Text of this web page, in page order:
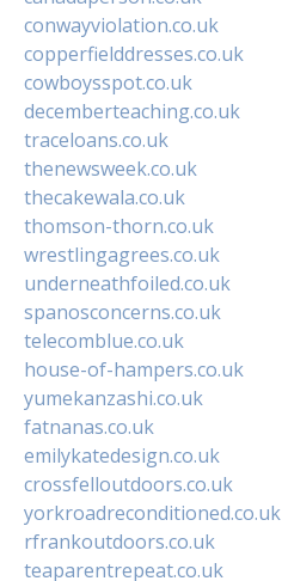
conwayviolation.co.uk
copperfielddresses.co.uk
cowboysspot.co.uk
decemberteaching.co.uk
traceloans.co.uk
thenewsweek.co.uk
thecakewala.co.uk
thomson-thorn.co.uk
wrestlingagrees.co.uk
underneathfoiled.co.uk
spanosconcerns.co.uk
telecomblue.co.uk
house-of-hampers.co.uk
yumekanzashi.co.uk
fatnanas.co.uk
emilykatedesign.co.uk
crossfelloutdoors.co.uk
yorkroadreconditioned.co.uk
rfrankoutdoors.co.uk
teaparentrepeat.co.uk